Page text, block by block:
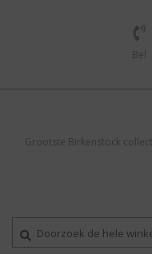
Bel
Grootste Birkenstock